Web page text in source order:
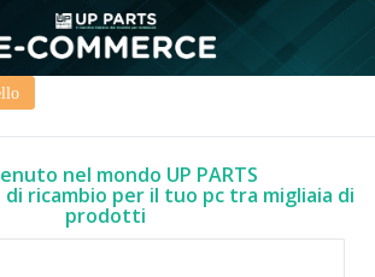
nel mondo UP PARTS
di ricambio per il tuo pc tra migliaia di
prodotti